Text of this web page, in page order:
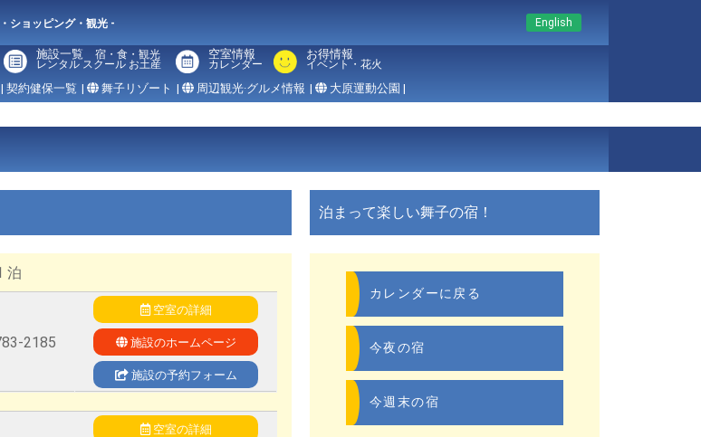
English
ショッピング・観光 -
施設一覧 宿・食・観光
レンタル スクール お土産
空室情報
カレンダー
お得情報
イベント・花火
| 契約健保一覧 | 舞子リゾート | 周辺観光·グルメ情報 | 大原運動公園 |
泊
2185
空室の詳細
施設のホームページ
施設の予約フォーム
空室の詳細
泊まって楽しい舞子の宿！
カレンダーに戻る
今夜の宿
今週末の宿